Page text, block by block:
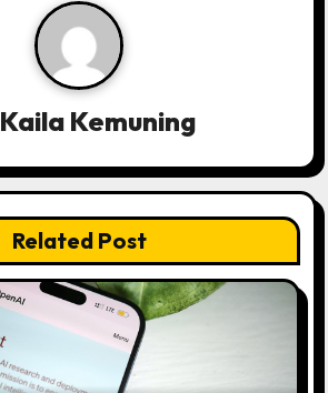
Kaila Kemuning
Related Post